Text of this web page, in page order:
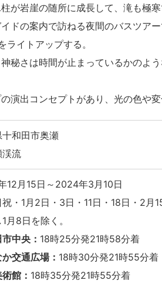
が岩崖の随所に成長して、滝も極寒
ドの案内で訪ねる夜間のバスツア
イトアップする。
秘さは時間が止まっているかのよ
演出コンセプトがあり、光の色や変
和田市奥瀬
渓流
12月15日～2024年3月10日
・1月2日・3日・11日・18日・2月
月8日を除く。
中央： 18時25分発21時58分着
交通広場： 18時30分発21時55分着
館： 18時35分発21時55分着